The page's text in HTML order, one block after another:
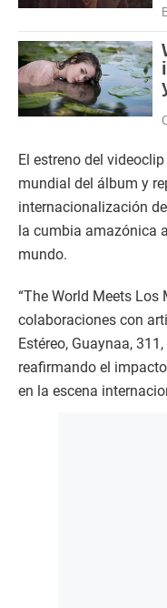
El estreno del
mundial del álbum y
internacionalización
la cumbia amazónica
mundo.
“The World Meets
colaboraciones con
Estéreo, Guaynaa,
reafirmando el
en la escena